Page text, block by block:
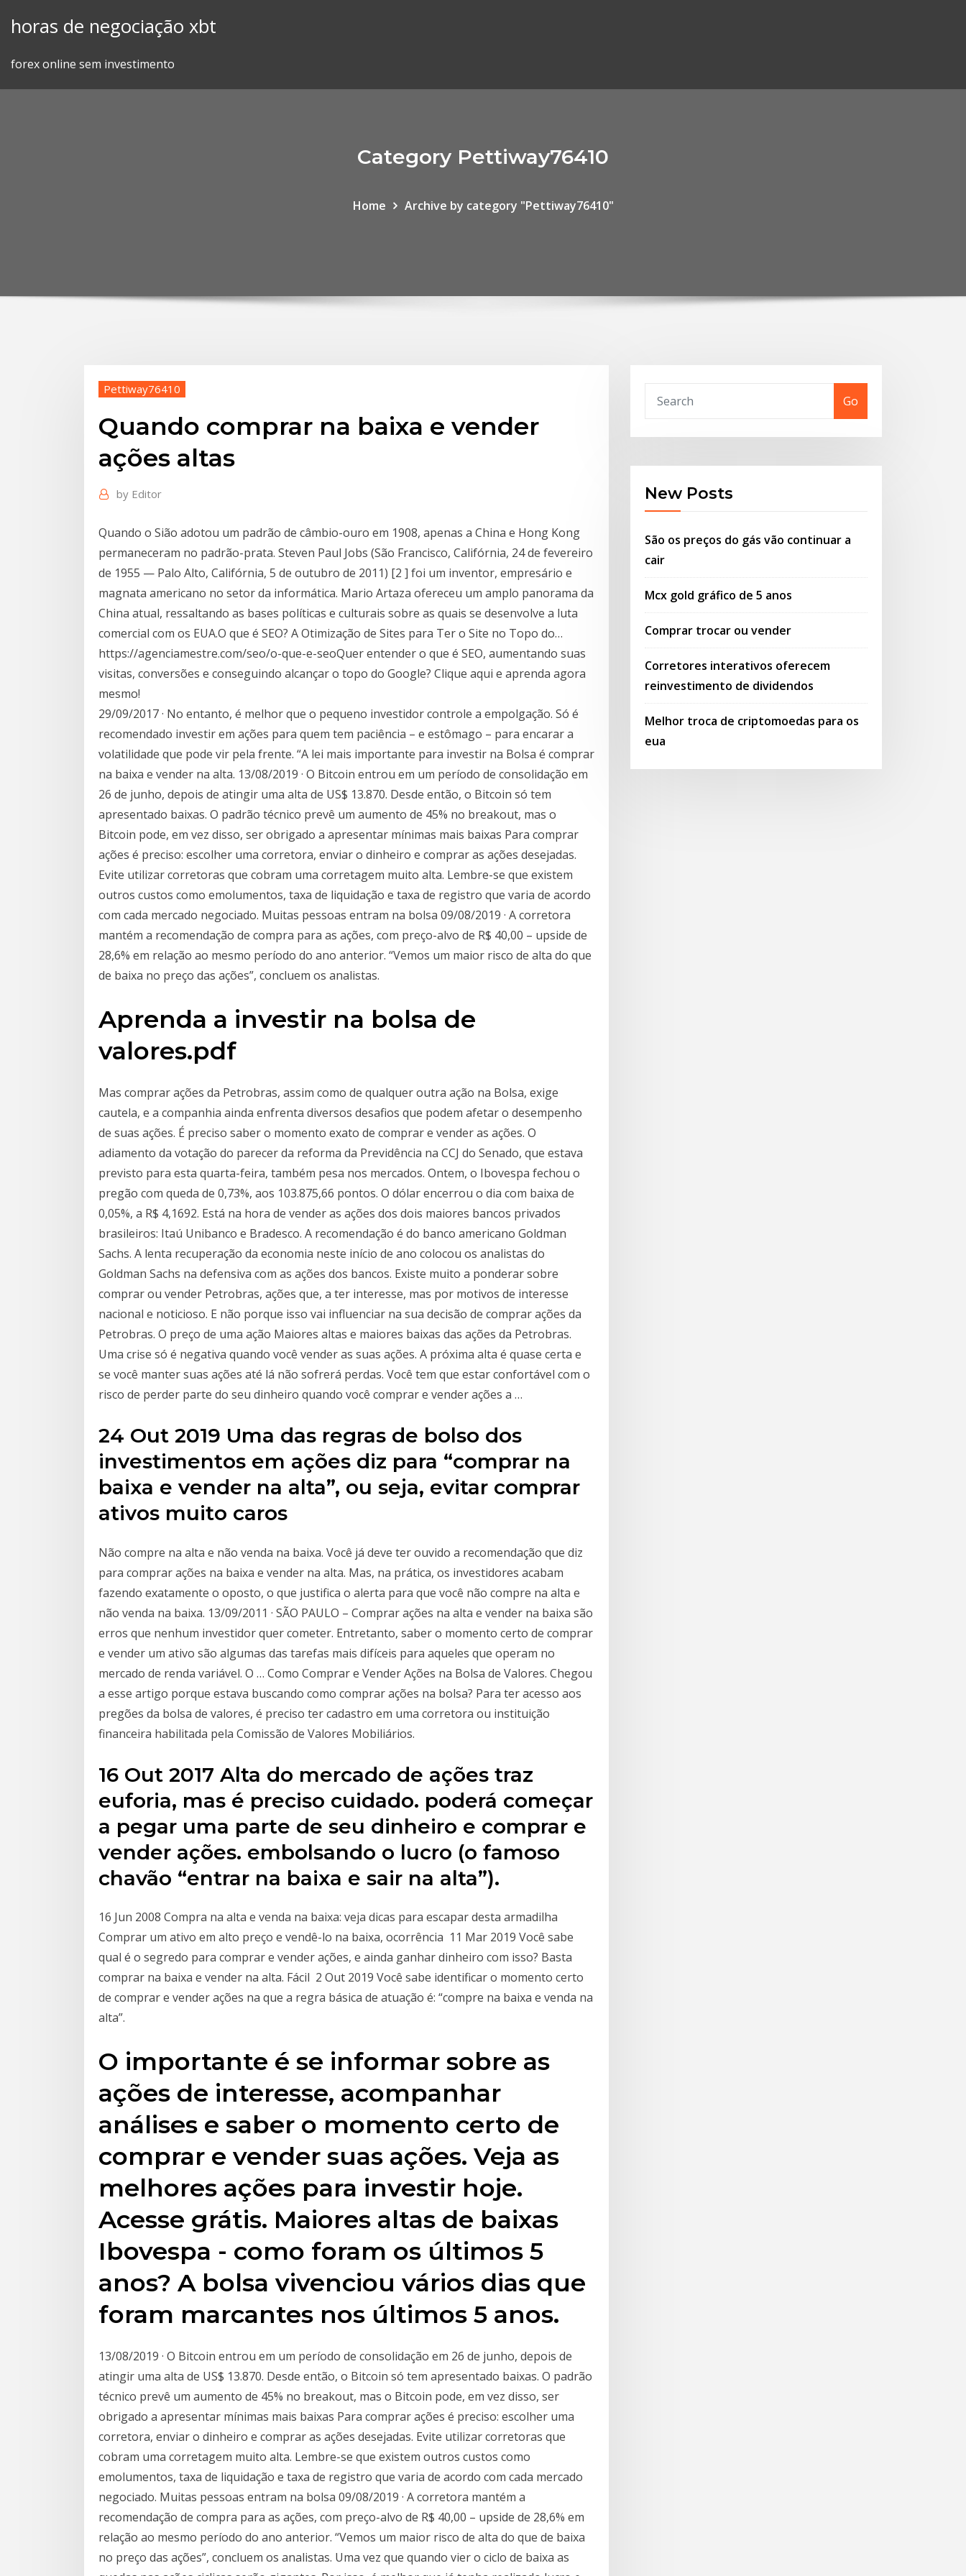
horas de negociação xbt
forex online sem investimento
Category Pettiway76410
Home Archive by category "Pettiway76410"
Pettiway76410
Quando comprar na baixa e vender
ações altas
by Editor
Quando o Sião adotou um padrão de câmbio-ouro em 1908, apenas a China e Hong Kong
permaneceram no padrão-prata. Steven Paul Jobs (São Francisco, Califórnia, 24 de fevereiro
de 1955 — Palo Alto, Califórnia, 5 de outubro de 2011) [2 ] foi um inventor, empresário e
magnata americano no setor da informática. Mario Artaza ofereceu um amplo panorama da
China atual, ressaltando as bases políticas e culturais sobre as quais se desenvolve a luta
comercial com os EUA.O que é SEO? A Otimização de Sites para Ter o Site no Topo do…
https://agenciamestre.com/seo/o-que-e-seoQuer entender o que é SEO, aumentando suas
visitas, conversões e conseguindo alcançar o topo do Google? Clique aqui e aprenda agora
mesmo!
29/09/2017 · No entanto, é melhor que o pequeno investidor controle a empolgação. Só é
recomendado investir em ações para quem tem paciência – e estômago – para encarar a
volatilidade que pode vir pela frente. “A lei mais importante para investir na Bolsa é comprar
na baixa e vender na alta. 13/08/2019 · O Bitcoin entrou em um período de consolidação em
26 de junho, depois de atingir uma alta de US$ 13.870. Desde então, o Bitcoin só tem
apresentado baixas. O padrão técnico prevê um aumento de 45% no breakout, mas o
Bitcoin pode, em vez disso, ser obrigado a apresentar mínimas mais baixas Para comprar
ações é preciso: escolher uma corretora, enviar o dinheiro e comprar as ações desejadas.
Evite utilizar corretoras que cobram uma corretagem muito alta. Lembre-se que existem
outros custos como emolumentos, taxa de liquidação e taxa de registro que varia de acordo
com cada mercado negociado. Muitas pessoas entram na bolsa 09/08/2019 · A corretora
mantém a recomendação de compra para as ações, com preço-alvo de R$ 40,00 – upside de
28,6% em relação ao mesmo período do ano anterior. “Vemos um maior risco de alta do que
de baixa no preço das ações”, concluem os analistas.
Aprenda a investir na bolsa de
valores.pdf
Mas comprar ações da Petrobras, assim como de qualquer outra ação na Bolsa, exige
cautela, e a companhia ainda enfrenta diversos desafios que podem afetar o desempenho
de suas ações. É preciso saber o momento exato de comprar e vender as ações. O
adiamento da votação do parecer da reforma da Previdência na CCJ do Senado, que estava
previsto para esta quarta-feira, também pesa nos mercados. Ontem, o Ibovespa fechou o
pregão com queda de 0,73%, aos 103.875,66 pontos. O dólar encerrou o dia com baixa de
0,05%, a R$ 4,1692. Está na hora de vender as ações dos dois maiores bancos privados
brasileiros: Itaú Unibanco e Bradesco. A recomendação é do banco americano Goldman
Sachs. A lenta recuperação da economia neste início de ano colocou os analistas do
Goldman Sachs na defensiva com as ações dos bancos. Existe muito a ponderar sobre
comprar ou vender Petrobras, ações que, a ter interesse, mas por motivos de interesse
nacional e noticioso. E não porque isso vai influenciar na sua decisão de comprar ações da
Petrobras. O preço de uma ação Maiores altas e maiores baixas das ações da Petrobras.
Uma crise só é negativa quando você vender as suas ações. A próxima alta é quase certa e
se você manter suas ações até lá não sofrerá perdas. Você tem que estar confortável com o
risco de perder parte do seu dinheiro quando você comprar e vender ações a …
24 Out 2019 Uma das regras de bolso dos
investimentos em ações diz para “comprar na
baixa e vender na alta”, ou seja, evitar comprar
ativos muito caros
Não compre na alta e não venda na baixa. Você já deve ter ouvido a recomendação que diz
para comprar ações na baixa e vender na alta. Mas, na prática, os investidores acabam
fazendo exatamente o oposto, o que justifica o alerta para que você não compre na alta e
não venda na baixa. 13/09/2011 · SÃO PAULO – Comprar ações na alta e vender na baixa são
erros que nenhum investidor quer cometer. Entretanto, saber o momento certo de comprar
e vender um ativo são algumas das tarefas mais difíceis para aqueles que operam no
mercado de renda variável. O … Como Comprar e Vender Ações na Bolsa de Valores. Chegou
a esse artigo porque estava buscando como comprar ações na bolsa? Para ter acesso aos
pregões da bolsa de valores, é preciso ter cadastro em uma corretora ou instituição
financeira habilitada pela Comissão de Valores Mobiliários.
16 Out 2017 Alta do mercado de ações traz
euforia, mas é preciso cuidado. poderá começar
a pegar uma parte de seu dinheiro e comprar e
vender ações. embolsando o lucro (o famoso
chavão “entrar na baixa e sair na alta”).
16 Jun 2008 Compra na alta e venda na baixa: veja dicas para escapar desta armadilha
Comprar um ativo em alto preço e vendê-lo na baixa, ocorrência 11 Mar 2019 Você sabe
qual é o segredo para comprar e vender ações, e ainda ganhar dinheiro com isso? Basta
comprar na baixa e vender na alta. Fácil 2 Out 2019 Você sabe identificar o momento certo
de comprar e vender ações na que a regra básica de atuação é: “compre na baixa e venda na
alta”.
O importante é se informar sobre as
ações de interesse, acompanhar
análises e saber o momento certo de
comprar e vender suas ações. Veja as
melhores ações para investir hoje.
Acesse grátis. Maiores altas de baixas
Ibovespa - como foram os últimos 5
anos? A bolsa vivenciou vários dias que
foram marcantes nos últimos 5 anos.
13/08/2019 · O Bitcoin entrou em um período de consolidação em 26 de junho, depois de
atingir uma alta de US$ 13.870. Desde então, o Bitcoin só tem apresentado baixas. O padrão
técnico prevê um aumento de 45% no breakout, mas o Bitcoin pode, em vez disso, ser
obrigado a apresentar mínimas mais baixas Para comprar ações é preciso: escolher uma
corretora, enviar o dinheiro e comprar as ações desejadas. Evite utilizar corretoras que
cobram uma corretagem muito alta. Lembre-se que existem outros custos como
emolumentos, taxa de liquidação e taxa de registro que varia de acordo com cada mercado
negociado. Muitas pessoas entram na bolsa 09/08/2019 · A corretora mantém a
recomendação de compra para as ações, com preço-alvo de R$ 40,00 – upside de 28,6% em
relação ao mesmo período do ano anterior. “Vemos um maior risco de alta do que de baixa
no preço das ações”, concluem os analistas. Uma vez que quando vier o ciclo de baixa as
Go
New Posts
São os preços do gás vão continuar a
cair
Mcx gold gráfico de 5 anos
Comprar trocar ou vender
Corretores interativos oferecem
reinvestimento de dividendos
Melhor troca de criptomoedas para os
eua